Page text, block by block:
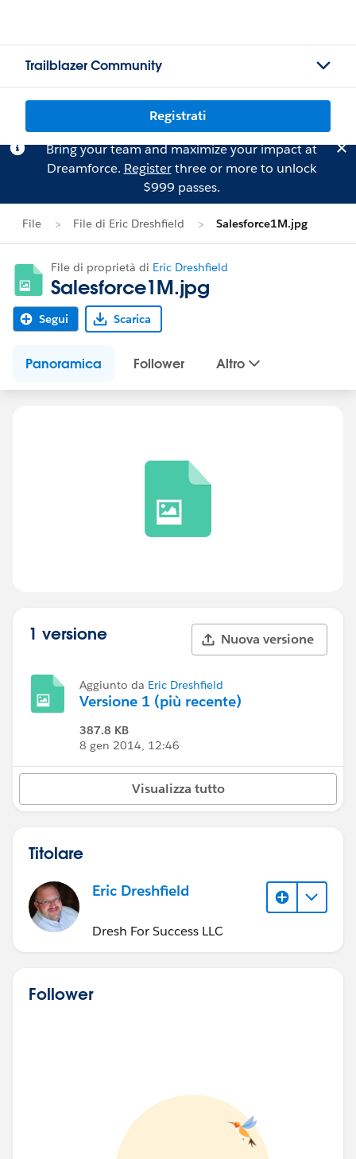
Trailblazer Community
Registrati
Bring your team and maximize your impact at
Dreamforce. Registerthree or more to unlock
$999 passes.
File File di Eric Dreshfield Salesforce1M.jpg
File di proprietà di Eric Dreshfield
Salesforce1M.jpg
Segui Scarica
Panoramica Follower Altro
1 versione Nuova versione
Aggiunto da Eric Dreshfield
Versione 1 (più recente)
387.8 KB
8 gen 2014, 12:46
Visualizza tutto
Titolare
Eric Dreshfield
Dresh For Success LLC
Follower